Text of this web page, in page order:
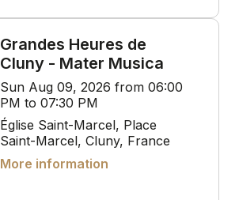
Grandes Heures de
Cluny - Mater Musica
Sun Aug 09, 2026 from 06:00
PM to 07:30 PM
Église Saint-Marcel, Place
Saint-Marcel, Cluny, France
More information